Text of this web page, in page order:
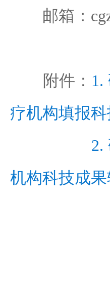
邮箱：
附件： 1.
疗机构填报
2.
机构科技成